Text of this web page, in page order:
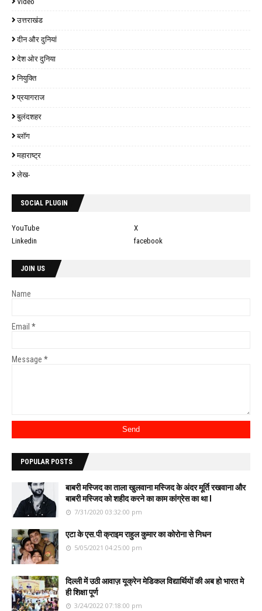
उत्तराखंड
दीन और दुनियां
देश ओर दुनिया
नियुक्ति
प्रयागराज
बुलंदशहर
ब्लॉग
महाराष्ट्र
लेख-
SOCIAL PLUGIN
YouTube
X
Linkedin
facebook
JOIN US
Name
Email *
Message *
POPULAR POSTS
बाबरी मस्जिद का ताला खुलवाना मस्जिद के अंदर मूर्ति रखवाना और
बाबरी मस्जिद को शहीद करने का काम कांग्रेस का था l
7/31/2020 03:32:00 pm
एटा के एस.पी क्राइम राहुल कुमार का कोरोना से निधन
5/05/2021 04:25:00 pm
दिल्ली में उठी आवाज़ यूक्रेन मेडिकल विद्यार्थियों की अब हो भारत मे
ही शिक्षा पूर्ण
3/24/2022 07:18:00 pm